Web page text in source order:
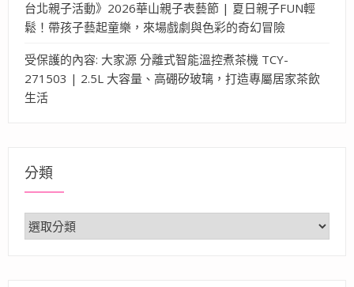
台北親子活動》2026華山親子表藝節 | 夏日親子FUN輕
鬆！帶孩子藝起童樂，來場戲劇與色彩的奇幻冒險
受保護的內容: 大家源 分離式智能溫控煮茶機 TCY-
271503 | 2.5L 大容量、高硼矽玻璃，打造專屬居家茶飲
生活
分類
分
類